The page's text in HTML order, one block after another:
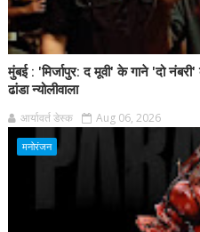
मुंबई : 'मिर्जापुर: द मूवी' के गाने 'दो
ढांडा न्योलीवाला
आर्यावर्त डेस्क Aug 06, 2026
मनोरंजन